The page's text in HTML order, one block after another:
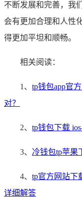
不断发展和完善，我
会有更加合理和人性
得更加平坦和顺畅。
相关阅读：
1、 tp钱包app官
对？
2、 tp钱包下载
3、 冷钱包tp苹果
4、 tp官方网站下
详细解答